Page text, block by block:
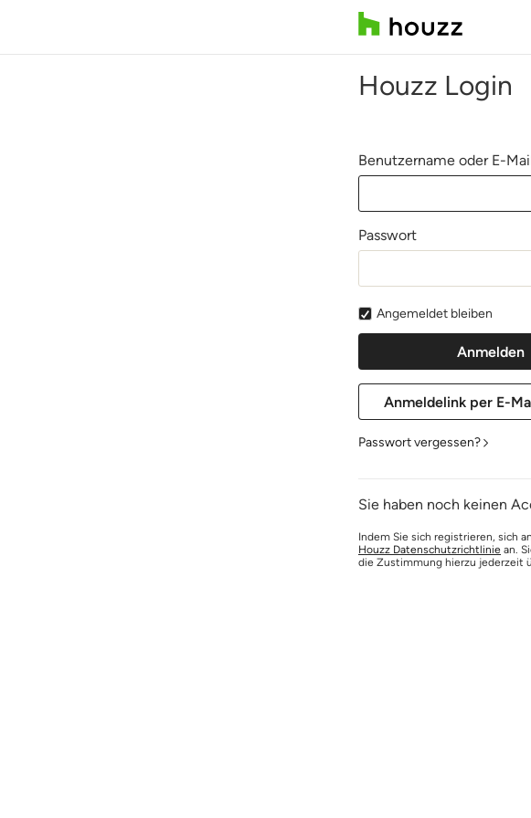
Houzz Login
Benutzername oder E-
Passwort
Angemeldet bleiben
Passwort vergessen?
Sie haben noch keinen
Indem Sie sich registrieren, sich
Houzz Datenschutzrichtlinie an.
die Zustimmung hierzu jederzeit